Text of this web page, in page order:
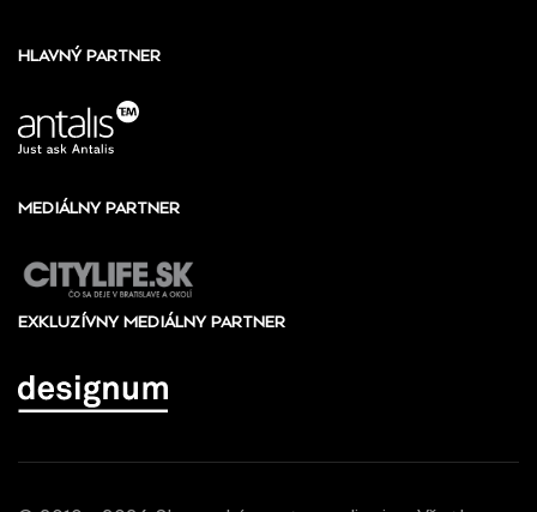
HLAVNÝ PARTNER
MEDIÁLNY PARTNER
EXKLUZÍVNY MEDIÁLNY PARTNER